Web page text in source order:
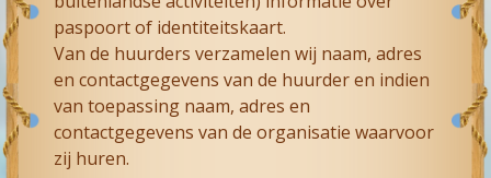
paspoort of identiteitskaart.
Van de huurders verzamelen wij naam, adres
en contactgegevens van de huurder en indien
van toepassing naam, adres en
contactgegevens van de organisatie waarvoor
zij huren.